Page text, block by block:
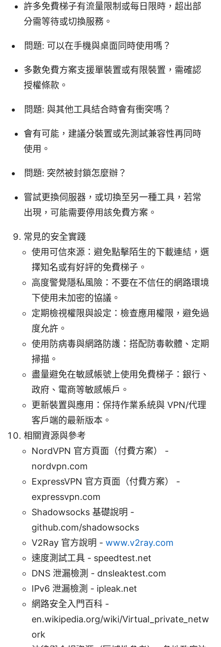
許多免費梯子有流量限制或每日限時，超出部
分需等待或切換服務。
問題: 可以在手機與桌面同時使用嗎？
多數免費方案支援單裝置或有限裝置，需確認
授權條款。
問題: 與其他工具結合時會有衝突嗎？
會有可能，建議分裝置或先測試兼容性再同時
使用。
問題: 突然被封鎖怎麼辦？
嘗試更換伺服器，或切換至另一種工具，若常
出現，可能需要停用該免費方案。
常見的安全實踐
使用可信來源：避免點擊陌生的下載連結，選
擇知名或有好評的免費梯子。
高度警覺隱私風險：不要在不信任的網路環境
下使用未加密的協議。
定期檢視權限與設定：檢查應用權限，避免過
度允許。
使用防病毒與網路防護：搭配防毒軟體、定期
掃描。
盡量避免在敏感帳號上使用免費梯子：銀行、
政府、電商等敏感帳戶。
更新裝置與應用：保持作業系統與 VPN/代理
客戶端的最新版本。
相關資源與參考
NordVPN 官方頁面（付費方案） -
nordvpn.com
ExpressVPN 官方頁面（付費方案） -
expressvpn.com
Shadowsocks 基礎說明 -
github.com/shadowsocks
V2Ray 官方說明 - www.v2ray.com
速度測試工具 - speedtest.net
DNS 泄漏檢測 - dnsleaktest.com
IPv6 泄漏檢測 - ipleak.net
網路安全入門百科 -
en.wikipedia.org/wiki/Virtual_private_netw
ork